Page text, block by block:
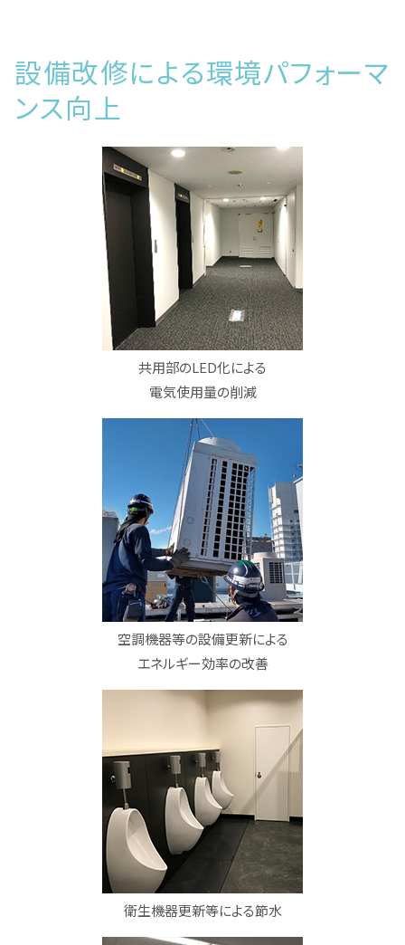
設備改修による環境パフォーマ
ンス向上
共用部のLED化による
電気使用量の削減
空調機器等の設備更新による
エネルギー効率の改善
衛生機器更新等による節水